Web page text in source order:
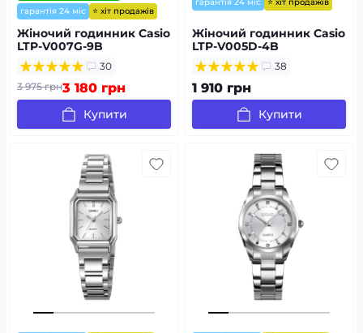
гарантія 24 міс
⭐ хіт продажів
Жіночий годинник Casio
LTP-V007G-9B
30
3 975 грн3 180 грн
Купити
Жіночий годинник Casio
LTP-V005D-4B
38
1 910 грн
Купити